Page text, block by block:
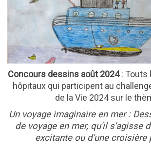
Concours dessins août 2024: Touts
hôpitaux qui participent au
de la Vie 2024 sur le
Un voyage imaginaire en mer :
de voyage en mer, qu'il s'agisse
excitante ou d'une croisière